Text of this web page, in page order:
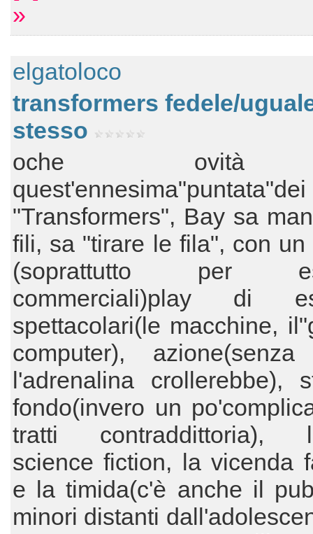
»
elgatoloco
transformers fedele/
stesso
oche
quest'ennesima"puntata"dei
"Transformers", Bay sa
fili, sa "tirare le fila", con un
(soprattutto per
commerciali)play di
spettacolari(le macchine,
computer),
l'adrenalina crollerebbe),
fondo(invero un
tratti contraddittoria),
science fiction, la vicenda
e la timida(c'è anche il
minori distanti